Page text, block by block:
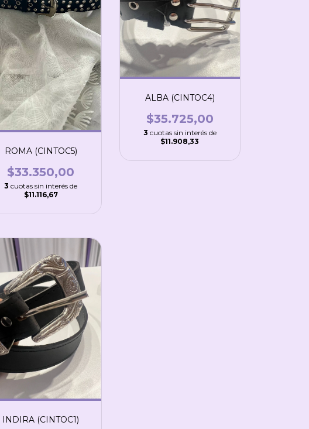
ROMA (CINTOC5)
$33.350,00
3 cuotas sin interés de
$11.116,67
ALBA (CINTOC4)
$35.725,00
3 cuotas sin interés de
$11.908,33
INDIRA (CINTOC1)